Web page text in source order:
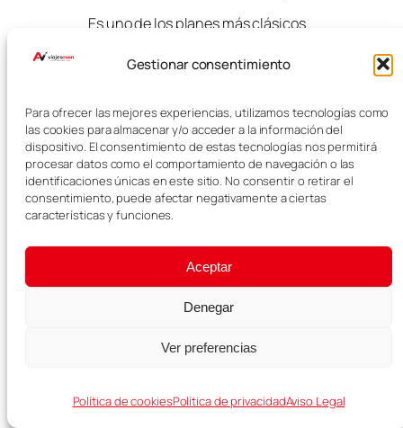
Gestionar consentimiento
Para ofrecer las mejores experiencias, utilizamos tecnologías como
las cookies para almacenar y/o acceder a la información del
dispositivo. El consentimiento de estas tecnologías nos permitirá
procesar datos como el comportamiento de navegación o las
identificaciones únicas en este sitio. No consentir o retirar el
consentimiento, puede afectar negativamente a ciertas
características y funciones.
Aceptar
Denegar
Ver preferencias
Política de cookiesPolítica de privacidadAviso Legal
Es uno de los planes más clásicos
Puerto de Sóller
de montaña. Es una parada muy